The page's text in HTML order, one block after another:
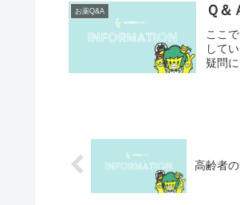
お薬Q&A Ｑ＆
ここ
して
疑問
高齢者